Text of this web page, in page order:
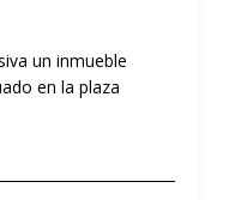
un inmueble
en la plaza